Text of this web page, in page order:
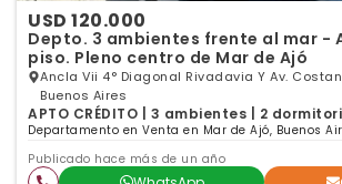
USD 120.000
Depto. 3 ambientes frente al mar -
piso. Pleno centro de Mar de Ajó
Ancla Vii 4° Diagonal Rivadavia Y Av.
Buenos Aires
APTO CRÉDITO | 3 ambientes | 2
Departamento en Venta en Mar de Ajó, Buenos
Publicado hace más de un año